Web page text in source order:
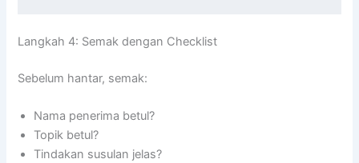
Langkah 4: Semak dengan Checklist
Sebelum hantar, semak:
Nama penerima betul?
Topik betul?
Tindakan susulan jelas?